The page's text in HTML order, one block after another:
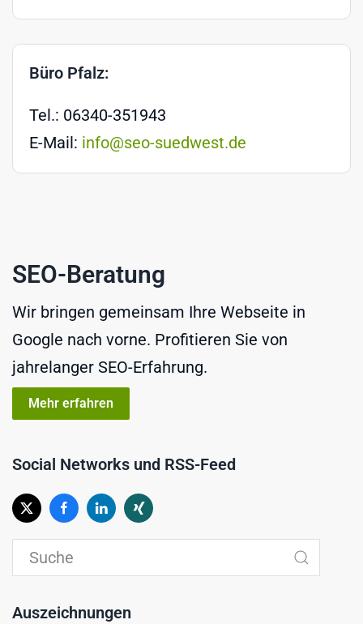
Büro Pfalz:
Tel.: 06340-351943
E-Mail: info@seo-suedwest.de
SEO-Beratung
Wir bringen gemeinsam Ihre Webseite in
Google nach vorne. Profitieren Sie von
jahrelanger SEO-Erfahrung.
Mehr erfahren
Social Networks und RSS-Feed
Auszeichnungen